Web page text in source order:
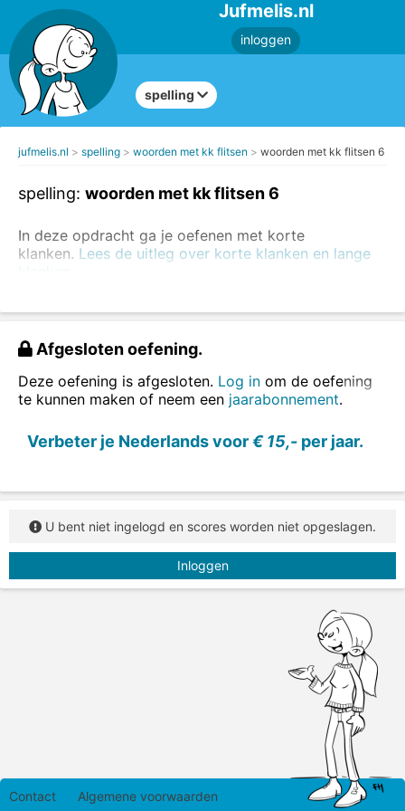
Jufmelis.nl
inloggen
spelling
jufmelis.nl spelling woorden met kk flitsen woorden met kk flitsen 6
spelling: woorden met kk flitsen 6
In deze opdracht ga je oefenen met korte
klanken. Lees de uitleg over korte klanken en lange
met k en kk.
Je oefent woorden met kk
Lees het woord, zeg het woord hardop (als dat kan)
Afgesloten oefening.
Deze oefening is afgesloten. Log in om de oefening
te kunnen maken of neem een jaarabonnement.
Verbeter je Nederlands voor€ 15,- per jaar.
U bent niet ingelogd en scores worden niet opgeslagen.
Inloggen
Contact Algemene voorwaarden